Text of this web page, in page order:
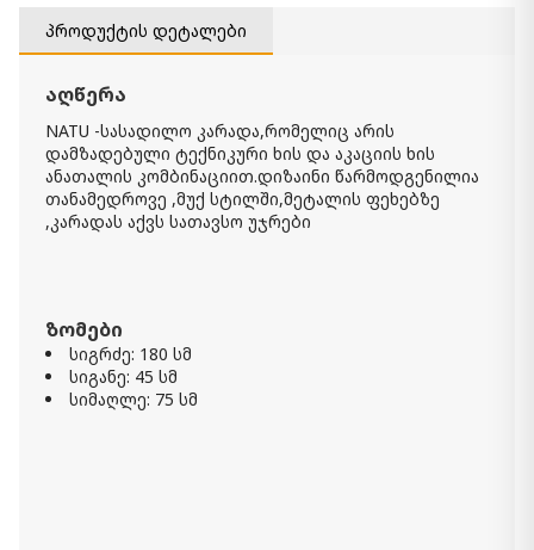
პროდუქტის დეტალები
აღწერა
NATU -სასადილო კარადა,რომელიც არის
დამზადებული ტექნიკური ხის და აკაციის ხის
ანათალის კომბინაციით.დიზაინი წარმოდგენილია
თანამედროვე ,მუქ სტილში,მეტალის ფეხებზე
,კარადას აქვს სათავსო უჯრები
ზომები
სიგრძე: 180 სმ
სიგანე: 45 სმ
სიმაღლე: 75 სმ